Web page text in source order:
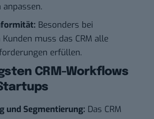
Besonders bei
muss das CRM alle
erfüllen.
CRM-Workflows
und Segmentierung: Das CRM